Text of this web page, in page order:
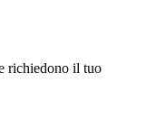
richiedono il tuo